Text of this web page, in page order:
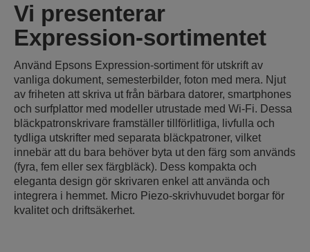
Vi presenterar
Expression-sortimentet
Använd Epsons Expression-sortiment för utskrift av
vanliga dokument, semesterbilder, foton med mera. Njut
av friheten att skriva ut från bärbara datorer, smartphones
och surfplattor med modeller utrustade med Wi-Fi. Dessa
bläckpatronskrivare framställer tillförlitliga, livfulla och
tydliga utskrifter med separata bläckpatroner, vilket
innebär att du bara behöver byta ut den färg som används
(fyra, fem eller sex färgbläck). Dess kompakta och
eleganta design gör skrivaren enkel att använda och
integrera i hemmet. Micro Piezo-skrivhuvudet borgar för
kvalitet och driftsäkerhet.